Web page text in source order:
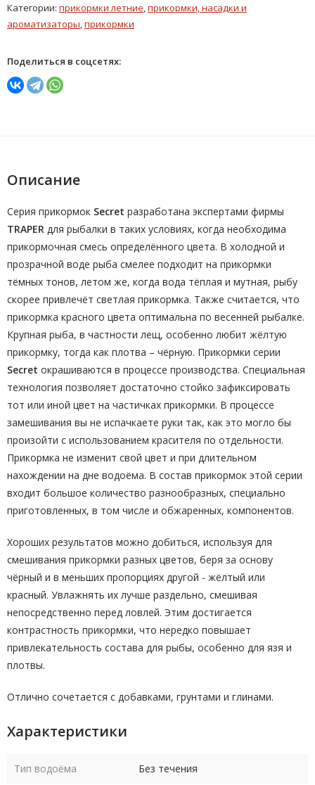
Категории: прикормки летние прикормки, насадки и
ароматизаторы прикормки
Поделиться в соцсетях:
Описание
Серия прикормок Secret разработана экспертами фирмы
TRAPER для рыбалки в таких условиях, когда необходима
прикормочная смесь определённого цвета. В холодной и
прозрачной воде рыба смелее подходит на прикормки
тёмных тонов, летом же, когда вода тёплая и мутная, рыбу
скорее привлечёт светлая прикормка. Также считается, что
прикормка красного цвета оптимальна по весенней рыбалке.
Крупная рыба, в частности лещ, особенно любит жёлтую
прикормку, тогда как плотва – чёрную. Прикормки серии
Secret окрашиваются в процессе производства. Специальная
технология позволяет достаточно стойко зафиксировать
тот или иной цвет на частичках прикормки. В процессе
замешивания вы не испачкаете руки так, как это могло бы
произойти с использованием красителя по отдельности.
Прикормка не изменит свой цвет и при длительном
нахождении на дне водоёма. В состав прикормок этой серии
входит большое количество разнообразных, специально
приготовленных, в том числе и обжаренных, компонентов.
Хороших результатов можно добиться, используя для
смешивания прикормки разных цветов, беря за основу
чёрный и в меньших пропорциях другой - жёлтый или
красный. Увлажнять их лучше раздельно, смешивая
непосредственно перед ловлей. Этим достигается
контрастность прикормки, что нередко повышает
привлекательность состава для рыбы, особенно для язя и
плотвы.
Отлично сочетается с добавками, грунтами и глинами.
Характеристики
Тип водоёма Без течения